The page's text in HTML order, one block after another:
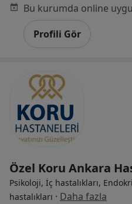
Profili Gör
Özel Koru Ankara
Psikoloji, İç hastalıkları,
hastalıkları · Daha fazla